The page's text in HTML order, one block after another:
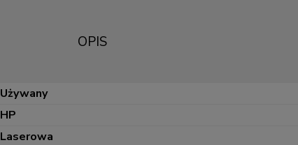
OPIS
Używany
HP
Laserowa